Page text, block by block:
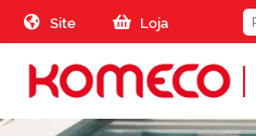
Skip to the content
Site Loja